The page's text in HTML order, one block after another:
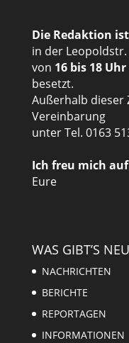
Die Redaktion
in der Leopoldstr.
von 16 bis 18 Uhr
besetzt.
Außerhalb dieser
Vereinbarung
unter Tel. 0163
Ich freu mich
Eure
WAS GIBT’S
NACHRICHTEN
BERICHTE
REPORTAGEN
INFORMATIONEN